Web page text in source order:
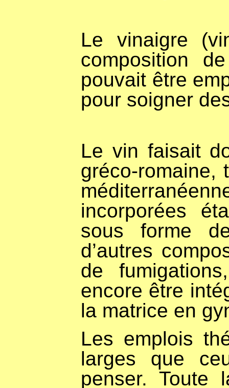
Le vinaigre
composition
pouvait être
pour soigner
Le vin faisait
gréco-romaine,
incorporées
sous forme
d’autres
de
encore être
la matrice en
Les emplois
larges que
penser. Toute